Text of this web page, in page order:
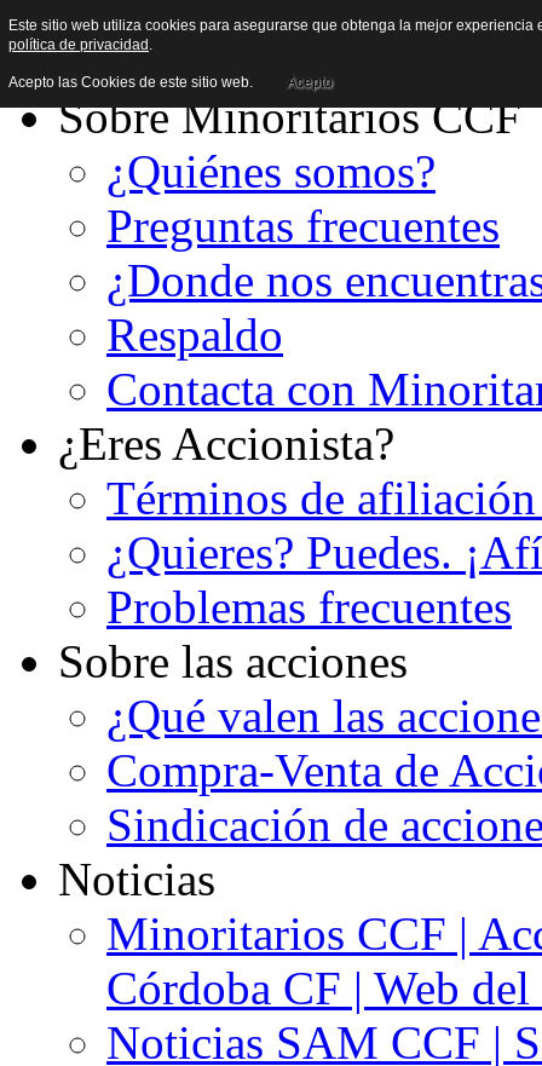
Sobre Minoritarios CCF
¿Quiénes somos?
Preguntas frecuentes
¿Donde nos
Respaldo
Contacta con
¿Eres Accionista?
Términos de
¿Quieres? Puedes.
Problemas frecuentes
Sobre las acciones
¿Qué valen las
Compra-Venta de
Sindicación de
Noticias
Minoritarios CCF |
Córdoba CF | Web
Noticias SAM CCF |
Este sitio web utiliza cookies para asegurarse que obtenga la mejor
política de privacidad .
Acepto las Cookies de este sitio web. Acepto